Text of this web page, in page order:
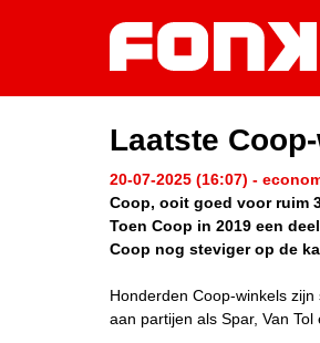
Laatste
20-07-2025 (16:07) -
Coop, ooit goed voor ruim
Toen Coop in 2019 een
Coop nog steviger op de
Honderden Coop-winkels
aan partijen als Spar, Van